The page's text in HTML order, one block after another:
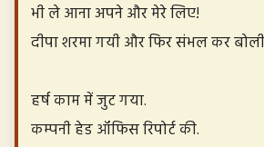
भी ले आना अपने और मेरे लिए!
दीपा शरमा गयी और फिर संभल कर
हर्ष काम में जुट गया.
कम्पनी हेड ऑफिस रिपोर्ट की.